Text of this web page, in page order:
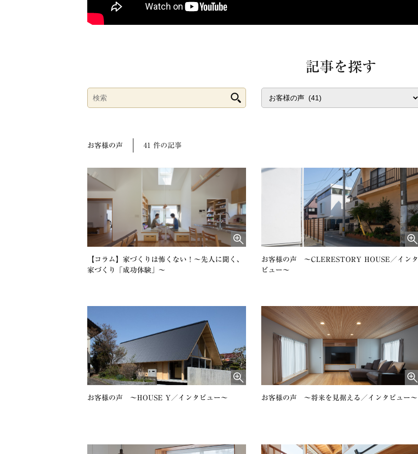
記事を探す
お客様の声 41 件の記事
【コラム】家づくりは怖くない！～先人に聞く、
家づくり「成功体験」～
お客様の声 〜CLERESTORY HOUSE／インタ
ビュー～
お客様の声 〜HOUSE Y／インタビュー～ お客様の声 〜将来を見据える／インタビュー～